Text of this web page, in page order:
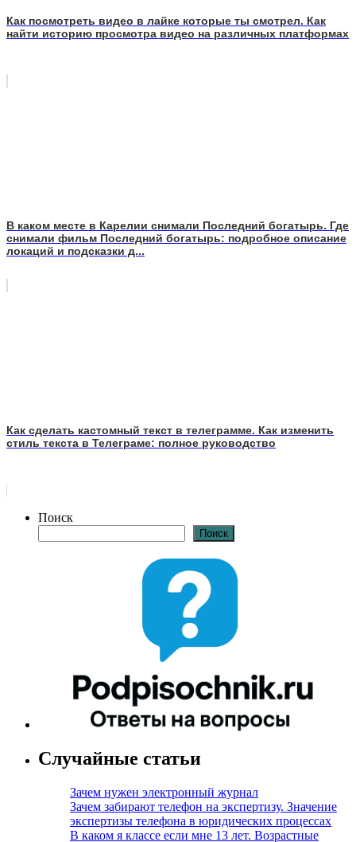
Как посмотреть видео в лайке которые ты смотрел. Как
найти историю просмотра видео на различных платформах
В каком месте в Карелии снимали Последний богатырь. Где
снимали фильм Последний богатырь: подробное описание
локаций и подсказки д...
Как сделать кастомный текст в телеграмме. Как изменить
стиль текста в Телеграме: полное руководство
Поиск
Поиск
Случайные статьи
Зачем нужен электронный журнал
Зачем забирают телефон на экспертизу. Значение
экспертизы телефона в юридических процессах
В каком я классе если мне 13 лет. Возрастные